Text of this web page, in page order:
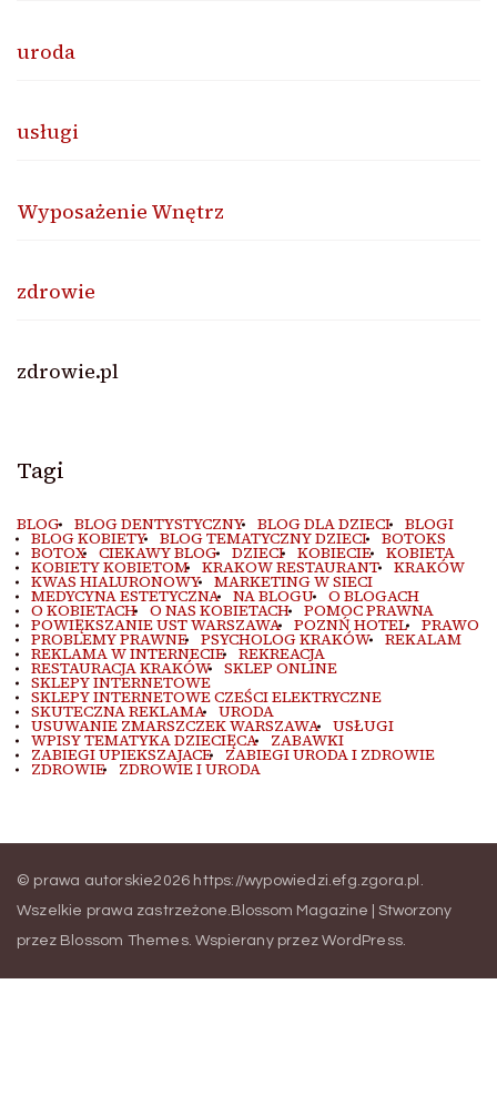
uroda
usługi
Wyposażenie Wnętrz
zdrowie
zdrowie.pl
Tagi
BLOG BLOG DENTYSTYCZNY BLOG DLA DZIECI BLOGI
BLOG KOBIETY BLOG TEMATYCZNY DZIECI BOTOKS
BOTOX CIEKAWY BLOG DZIECI KOBIECIE KOBIETA
KOBIETY KOBIETOM KRAKOW RESTAURANT KRAKÓW
KWAS HIALURONOWY MARKETING W SIECI
MEDYCYNA ESTETYCZNA NA BLOGU O BLOGACH
O KOBIETACH O NAS KOBIETACH POMOC PRAWNA
POWIĘKSZANIE UST WARSZAWA POZNŃ HOTEL PRAWO
PROBLEMY PRAWNE PSYCHOLOG KRAKÓW REKALAM
REKLAMA W INTERNECIE REKREACJA
RESTAURACJA KRAKÓW SKLEP ONLINE
SKLEPY INTERNETOWE
SKLEPY INTERNETOWE CZEŚCI ELEKTRYCZNE
SKUTECZNA REKLAMA URODA
USUWANIE ZMARSZCZEK WARSZAWA USŁUGI
WPISY TEMATYKA DZIECIĘCA ZABAWKI
ZABIEGI UPIEKSZAJACE ZABIEGI URODA I ZDROWIE
ZDROWIE ZDROWIE I URODA
© prawa autorskie2026 https://wypowiedzi.efg.zgora.pl .
Wszelkie prawa zastrzeżone. Blossom Magazine | Stworzony
przez Blossom Themes. Wspierany przezWordPress.